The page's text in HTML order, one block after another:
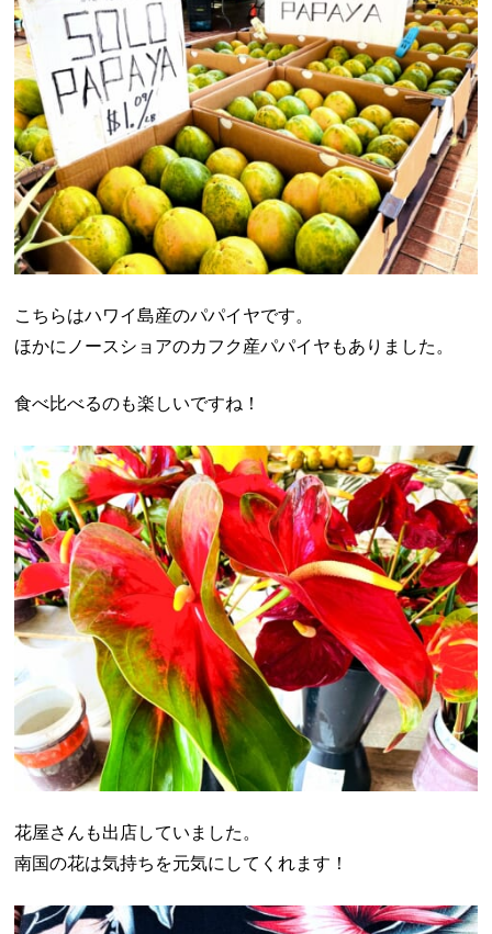
こちらはハワイ島産のパパイヤです。
ほかにノースショアのカフク産パパイヤもありました。
食べ比べるのも楽しいですね！
花屋さんも出店していました。
南国の花は気持ちを元気にしてくれます！